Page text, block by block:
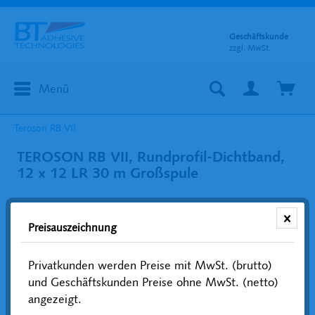
Menü
Geschäftskunde
zzgl. MwSt.
Teroson RB VII
TEROSON RB VII, Rundprofil-Dichtband,
12 x 12 LR 30 m Großspule
Preisauszeichnung
Privatkunden werden Preise mit MwSt. (brutto)
und Geschäftskunden Preise ohne MwSt. (netto)
angezeigt.